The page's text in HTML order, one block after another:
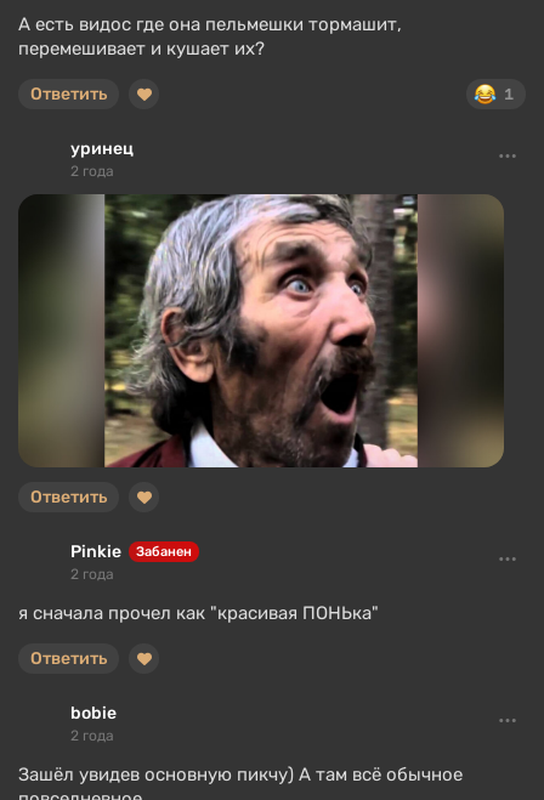
А есть видос где она пельмешки тормашит,
перемешивает и кушает их?
1
Ответить
уринец
2 года
Ответить
Pinkie Забанен
2 года
я сначала прочел как "красивая ПОНЬка"
Ответить
bobie
2 года
Зашёл увидев основную пикчу) А там всё обычное